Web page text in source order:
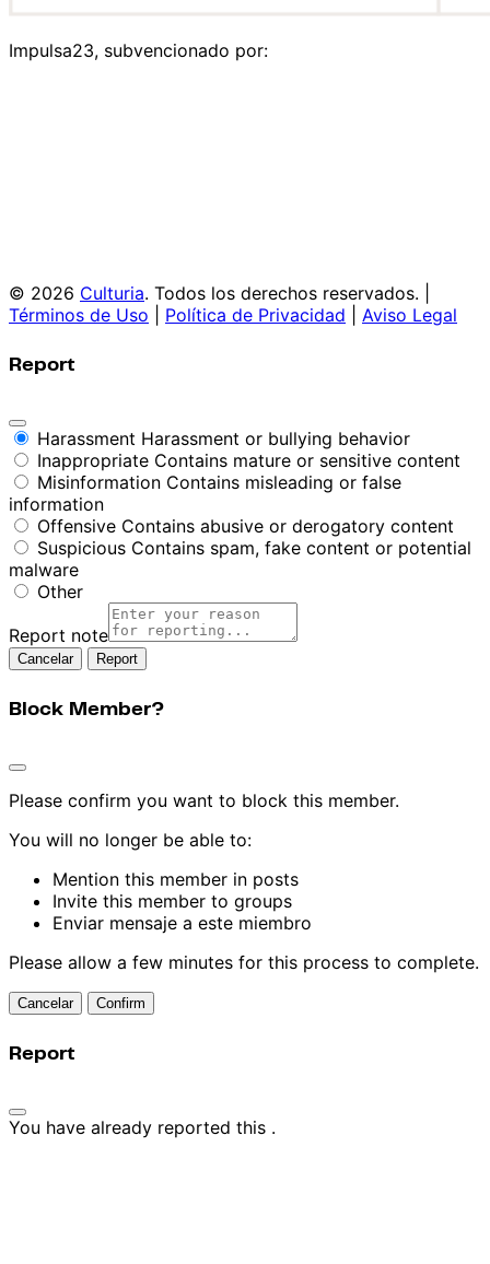
Impulsa23, subvencionado por:
© 2026 Culturia. Todos los derechos reservados. |
Términos de Uso
Política de Privacidad Aviso Legal
Report
Harassment Harassment or bullying behavior
Inappropriate Contains mature or sensitive content
Misinformation Contains misleading or false
information
Offensive Contains abusive or derogatory content
Suspicious Contains spam, fake content or potential
malware
Other
Report note
Report
Block Member?
Please confirm you want to block this member.
You will no longer be able to:
Mention this member in posts
Invite this member to groups
Enviar mensaje a este miembro
Please allow a few minutes for this process to complete.
Confirm
Report
You have already reported this .